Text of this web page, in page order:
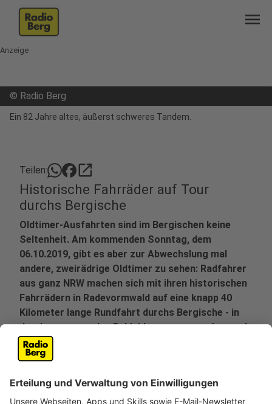
menu
Anzeige
© Radio Berg
Ein 82 Jahre altes, äußerst schweres Tandem.
Teilen: open_in_new
Historische Fahrräder auf Tour
durchs Bergische
Oldtimer-Ausfahrten sind im Bergischen keine
Seltenheit. Am kommenden Sonntag, dem
06.10.2019, gibt es aber zur Abwechslung mal
andere, zweirädrige Oldtimer zu sehen: Radfahrer
aus ganz NRW machen sich mit ihren historischen
Fahrrädern in Radevormwald auf eine knapp 40
Kilometer lange Rundfahrt durchs Bergische - in
der dazu passenden Bekleidung von anno dazumal.
Veröffentlicht:
Anzeige